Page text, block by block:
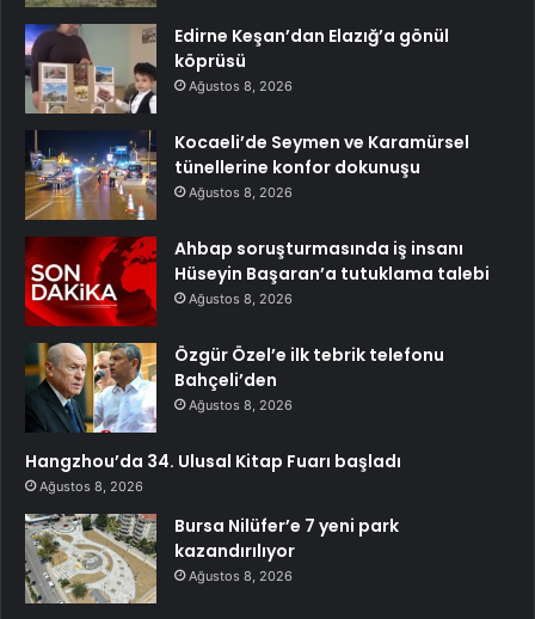
Edirne Keşan’dan Elazığ’a gönül
köprüsü
Ağustos 8, 2026
Kocaeli’de Seymen ve Karamürsel
tünellerine konfor dokunuşu
Ağustos 8, 2026
Ahbap soruşturmasında iş insanı
Hüseyin Başaran’a tutuklama talebi
Ağustos 8, 2026
Özgür Özel’e ilk tebrik telefonu
Bahçeli’den
Ağustos 8, 2026
Hangzhou’da 34. Ulusal Kitap Fuarı başladı
Ağustos 8, 2026
Bursa Nilüfer’e 7 yeni park
kazandırılıyor
Ağustos 8, 2026